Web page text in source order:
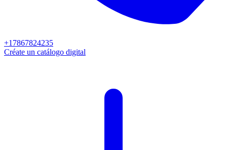
+17867824235
Créate un catálogo digital